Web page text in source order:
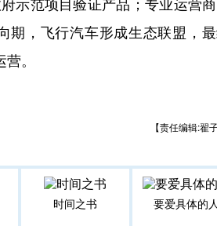
示范项目验证产品；专业运营
期，飞行汽车形成生态联盟，
。
【责任编辑:翟
时间之书 要爱具体的人